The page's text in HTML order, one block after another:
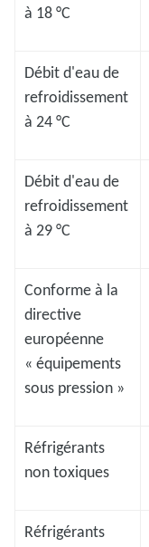
à 18 °C
Débit d'eau de
refroidissement
à 24 °C
Débit d'eau de
refroidissement
à 29 °C
Conforme à la
directive
européenne
« équipements
sous pression »
Réfrigérants
non toxiques
Réfrigérants